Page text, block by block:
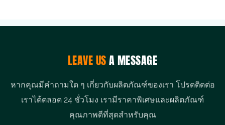
LEAVE USA MESSAGE
หากคุณมีคำถามใด ๆ เกี่ยวกับผลิตภัณฑ์ของเรา โปรดติดต่อ
เราได้ตลอด 24 ชั่วโมง เรามีราคาพิเศษและผลิตภัณฑ์
คุณภาพดีที่สุดสำหรับคุณ